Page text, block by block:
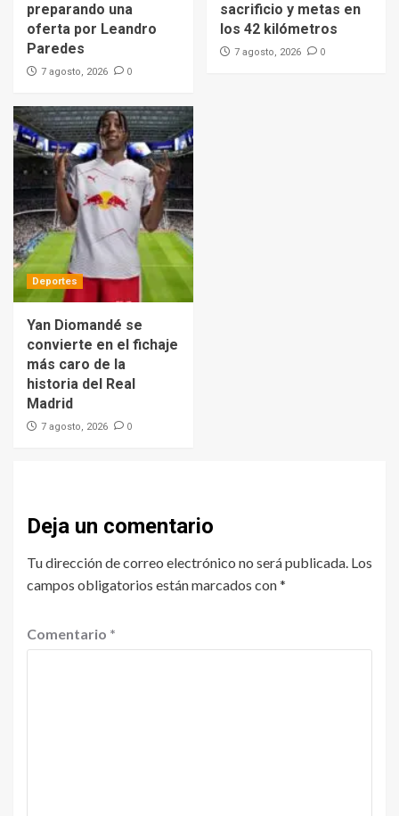
preparando una
oferta por Leandro
Paredes
7 agosto, 2026 0
sacrificio y metas en
los 42 kilómetros
7 agosto, 2026 0
Deportes
Yan Diomandé se
convierte en el fichaje
más caro de la
historia del Real
Madrid
7 agosto, 2026 0
Deja un comentario
Tu dirección de correo electrónico no será publicada. Los
campos obligatorios están marcados con*
Comentario *